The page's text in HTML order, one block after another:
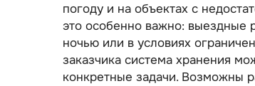
погоду и на объектах с
это особенно важно: выездные
ночью или в условиях
заказчика система хранения
конкретные задачи. Возможны